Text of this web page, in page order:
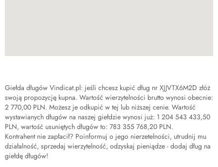
Giełda długów Vindicat.pl: jeśli chcesz kupić dług nr XJJVTX6M2D złóż
swoją propozycję kupna. Wartość wierzytelności brutto wynosi obecnie:
2 770,00 PLN. Możesz je odkupić w tej lub niższej cenie. Wartość
wystawianych długów na naszej giełdzie wynosi już: 1 204 543 433,50
PLN, wartość usuniętych długów to: 783 355 768,20 PLN.
Kontrahent nie zapłacił? Poinformuj o jego nierzetelności, utrudnij mu
działalność, sprzedaj wierzytelność, odzyskaj pieniądze - dodaj dług na
giełdę długów!